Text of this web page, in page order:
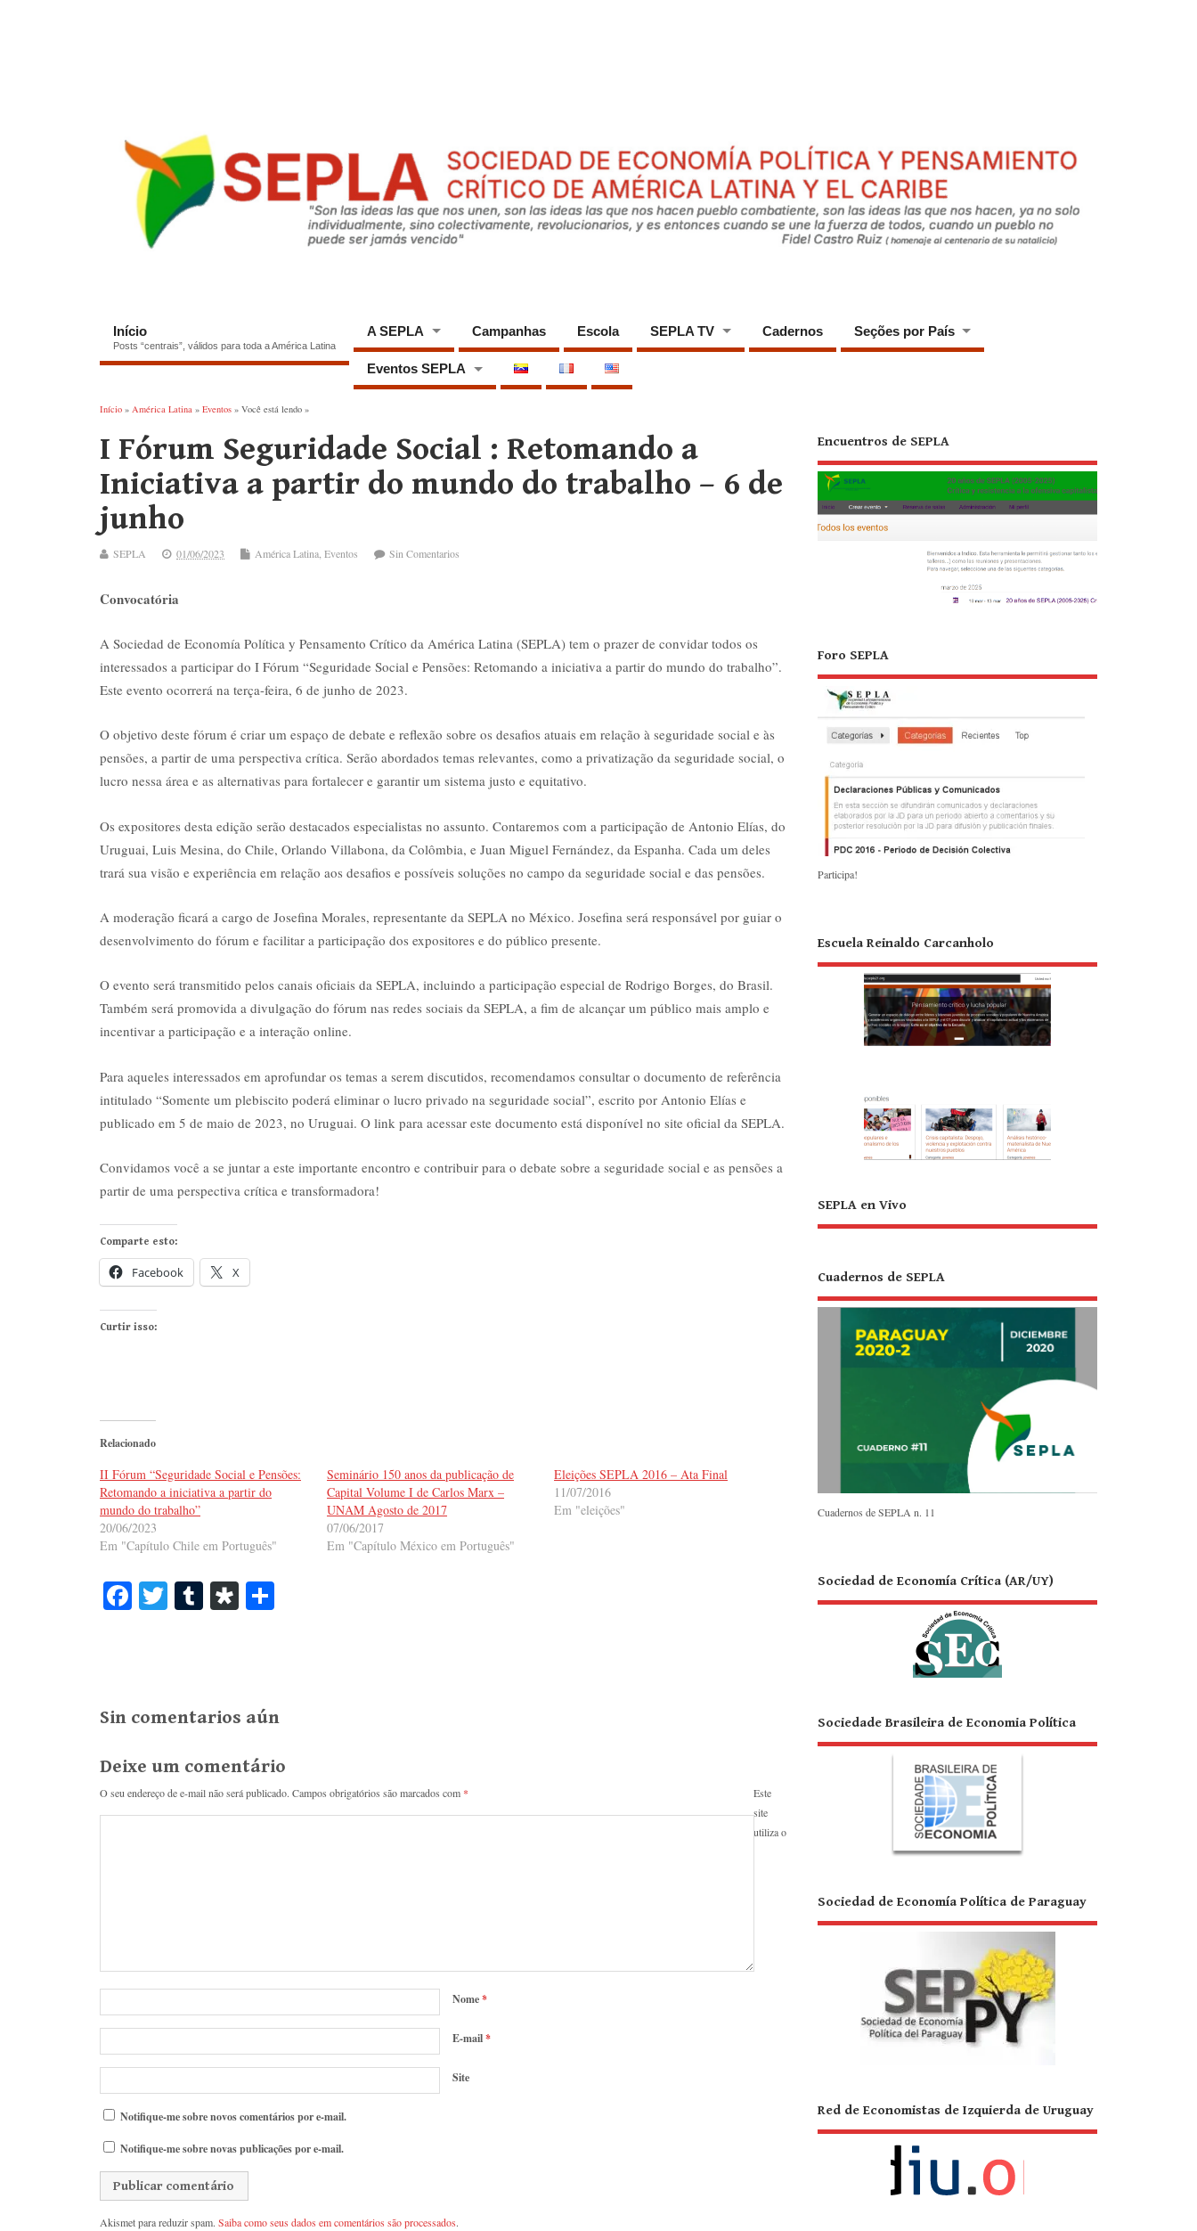
Início
Posts “centrais”, válidos para toda a América Latina
A SEPLA Campanhas Escola SEPLA TV Cadernos Seções por País
Eventos SEPLA
Início » América Latina » Eventos » Você está lendo »
I Fórum Seguridade Social : Retomando a
Iniciativa a partir do mundo do trabalho – 6 de
junho
SEPLA 01/06/2023 América Latina Eventos Sin Comentarios
Convocatória
A Sociedad de Economía Política y Pensamento Crítico da América Latina (SEPLA) tem o prazer de convidar todos os
interessados a participar do I Fórum “Seguridade Social e Pensões: Retomando a iniciativa a partir do mundo do trabalho”.
Este evento ocorrerá na terça-feira, 6 de junho de 2023.
O objetivo deste fórum é criar um espaço de debate e reflexão sobre os desafios atuais em relação à seguridade social e às
pensões, a partir de uma perspectiva crítica. Serão abordados temas relevantes, como a privatização da seguridade social, o
lucro nessa área e as alternativas para fortalecer e garantir um sistema justo e equitativo.
Os expositores desta edição serão destacados especialistas no assunto. Contaremos com a participação de Antonio Elías, do
Uruguai, Luis Mesina, do Chile, Orlando Villabona, da Colômbia, e Juan Miguel Fernández, da Espanha. Cada um deles
trará sua visão e experiência em relação aos desafios e possíveis soluções no campo da seguridade social e das pensões.
A moderação ficará a cargo de Josefina Morales, representante da SEPLA no México. Josefina será responsável por guiar o
desenvolvimento do fórum e facilitar a participação dos expositores e do público presente.
O evento será transmitido pelos canais oficiais da SEPLA, incluindo a participação especial de Rodrigo Borges, do Brasil.
Também será promovida a divulgação do fórum nas redes sociais da SEPLA, a fim de alcançar um público mais amplo e
incentivar a participação e a interação online.
Para aqueles interessados em aprofundar os temas a serem discutidos, recomendamos consultar o documento de referência
intitulado “Somente um plebiscito poderá eliminar o lucro privado na seguridade social”, escrito por Antonio Elías e
publicado em 5 de maio de 2023, no Uruguai. O link para acessar este documento está disponível no site oficial da SEPLA.
Convidamos você a se juntar a este importante encontro e contribuir para o debate sobre a seguridade social e as pensões a
partir de uma perspectiva crítica e transformadora!
Comparte esto:
Facebook X
Curtir isso:
Relacionado
II Fórum “Seguridade Social e Pensões:
Retomando a iniciativa a partir do
mundo do trabalho”
20/06/2023
Em "Capítulo Chile em Português"
Seminário 150 anos da publicação de
Capital Volume I de Carlos Marx –
UNAM Agosto de 2017
07/06/2017
Em "Capítulo México em Português"
Eleições SEPLA 2016 – Ata Final
11/07/2016
Em "eleições"
Fa T T
r
Di
Sin comentarios aún
Deixe um comentário
O seu endereço de e-mail não será publicado. Campos obrigatórios são marcados com *
Nome*
E-mail*
Site
Notifique-me sobre novos comentários por e-mail.
Notifique-me sobre novas publicações por e-mail.
Este
site
utiliza o
Akismet para reduzir spam. Saiba como seus dados em comentários são processados.
Encuentros de SEPLA
Foro SEPLA
Participa!
Escuela Reinaldo Carcanholo
SEPLA en Vivo
Cuadernos de SEPLA
Cuadernos de SEPLA n. 11
Sociedad de Economía Crítica (AR/UY)
Sociedade Brasileira de Economia Política
Sociedad de Economía Política de Paraguay
Red de Economistas de Izquierda de Uruguay